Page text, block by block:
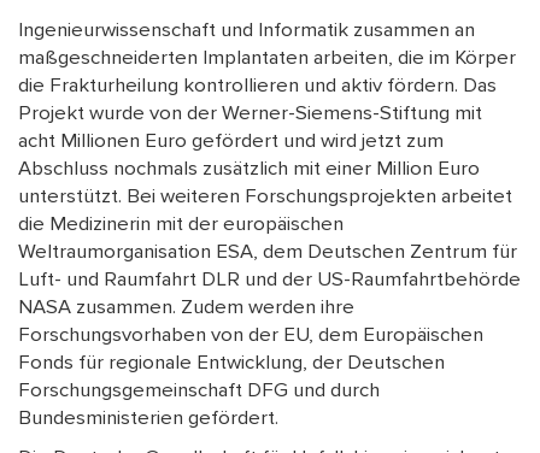
Ingenieurwissenschaft und Informatik zusammen an
maßgeschneiderten Implantaten arbeiten, die im Körper
die Frakturheilung kontrollieren und aktiv fördern. Das
Projekt wurde von der Werner-Siemens-Stiftung mit
acht Millionen Euro gefördert und wird jetzt zum
Abschluss nochmals zusätzlich mit einer Million Euro
unterstützt. Bei weiteren Forschungsprojekten arbeitet
die Medizinerin mit der europäischen
Weltraumorganisation ESA, dem Deutschen Zentrum für
Luft- und Raumfahrt DLR und der US-Raumfahrtbehörde
NASA zusammen. Zudem werden ihre
Forschungsvorhaben von der EU, dem Europäischen
Fonds für regionale Entwicklung, der Deutschen
Forschungsgemeinschaft DFG und durch
Bundesministerien gefördert.